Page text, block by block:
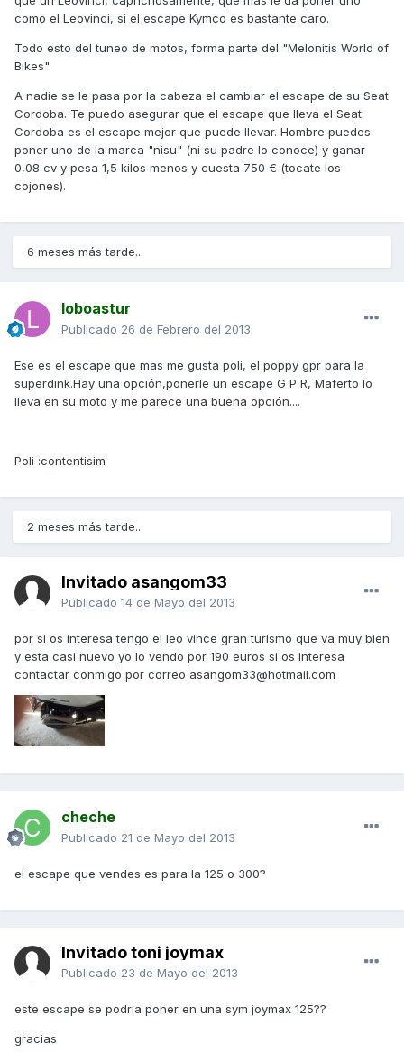
como el Leovinci, si el escape Kymco es bastante caro.
Todo esto del tuneo de motos, forma parte del "Melonitis World of
Bikes".
A nadie se le pasa por la cabeza el cambiar el escape de su Seat
Cordoba. Te puedo asegurar que el escape que lleva el Seat
Cordoba es el escape mejor que puede llevar. Hombre puedes
poner uno de la marca "nisu" (ni su padre lo conoce) y ganar
0,08 cv y pesa 1,5 kilos menos y cuesta 750 € (tocate los
cojones).
6 meses más tarde...
loboastur
Publicado 26 de Febrero del 2013
Ese es el escape que mas me gusta poli, el poppy gpr para la
superdink.Hay una opción,ponerle un escape G P R, Maferto lo
lleva en su moto y me parece una buena opción....
Poli :contentisim
2 meses más tarde...
Invitado asangom33
Publicado 14 de Mayo del 2013
por si os interesa tengo el leo vince gran turismo que va muy bien
y esta casi nuevo yo lo vendo por 190 euros si os interesa
contactar conmigo por correo asangom33@hotmail.com
cheche
Publicado 21 de Mayo del 2013
el escape que vendes es para la 125 o 300?
Invitado toni joymax
Publicado 23 de Mayo del 2013
este escape se podria poner en una sym joymax 125??
gracias